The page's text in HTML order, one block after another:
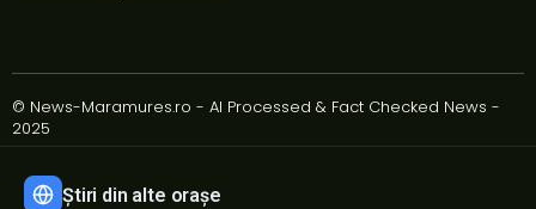
© News-Maramures.ro - AI Processed & Fact Checked News -
2025
Știri din alte orașe